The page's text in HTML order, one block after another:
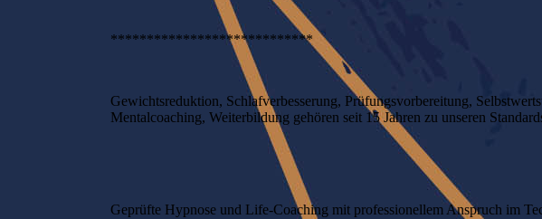
****************************
Gewichtsreduktion, Schlafverbesserung, Prüfungsvorbereitung,
Mentalcoaching, Weiterbildung gehören seit 15 Jahren zu unseren
Geprüfte Hypnose und Life-Coaching mit professionellem Anspruch im